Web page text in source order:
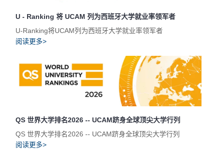
U - Ranking 将 UCAM 列为西班牙大学就业率领军者
U-Ranking将UCAM列为西班牙大学就业率领军者
阅读更多>
QS 世界大学排名2026 -- UCAM跻身全球顶尖大学行列
QS 世界大学排名2026 -- UCAM跻身全球顶尖大学行列
阅读更多>